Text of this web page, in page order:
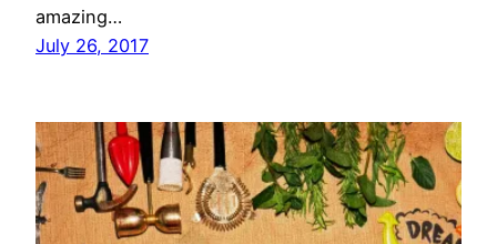
amazing…
July 26, 2017